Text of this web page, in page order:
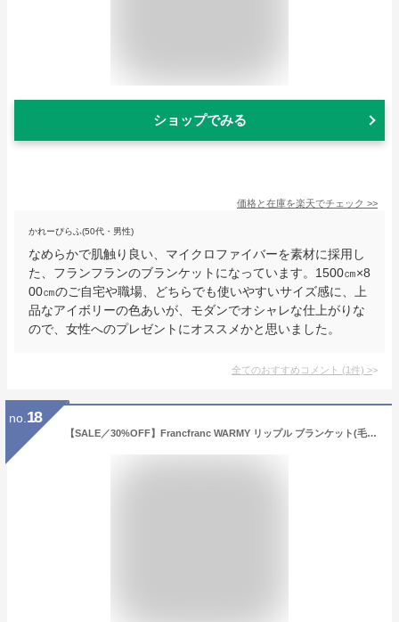
ショップでみる
価格と在庫を楽天でチェック >>
かれーぴらふ(50代・男性)
なめらかで肌触り良い、マイクロファイバーを素材に採用し
た、フランフランのブランケットになっています。1500㎝×8
00㎝のご自宅や職場、どちらでも使いやすいサイズ感に、上
品なアイボリーの色あいが、モダンでオシャレな仕上がりな
ので、女性へのプレゼントにオススメかと思いました。
全てのおすすめコメント (1件) >
no. 18
【SALE／30%OFF】Francfranc WARMY リップル ブランケット(毛布) ダブル 1800*2000 ピンク フランフラン インテリア・生活雑貨 ブランケット・ひざ掛け ピンク【送料無料】